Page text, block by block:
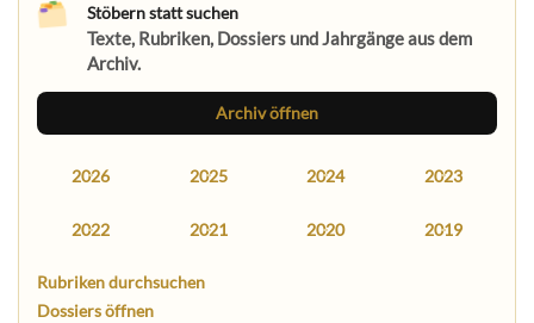
Stöbern statt suchen
Texte, Rubriken, Dossiers und Jahrgänge aus dem
Archiv.
Archiv öffnen
2026 2025 2024 2023
2022 2021 2020 2019
Rubriken durchsuchen
Dossiers öffnen